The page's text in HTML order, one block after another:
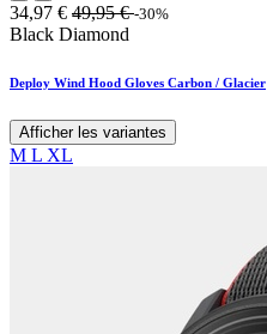
34,97 € 49,95€ -30%
Black Diamond
Deploy Wind Hood Gloves Carbon / Glacier
Afficher les variantes
M L XL